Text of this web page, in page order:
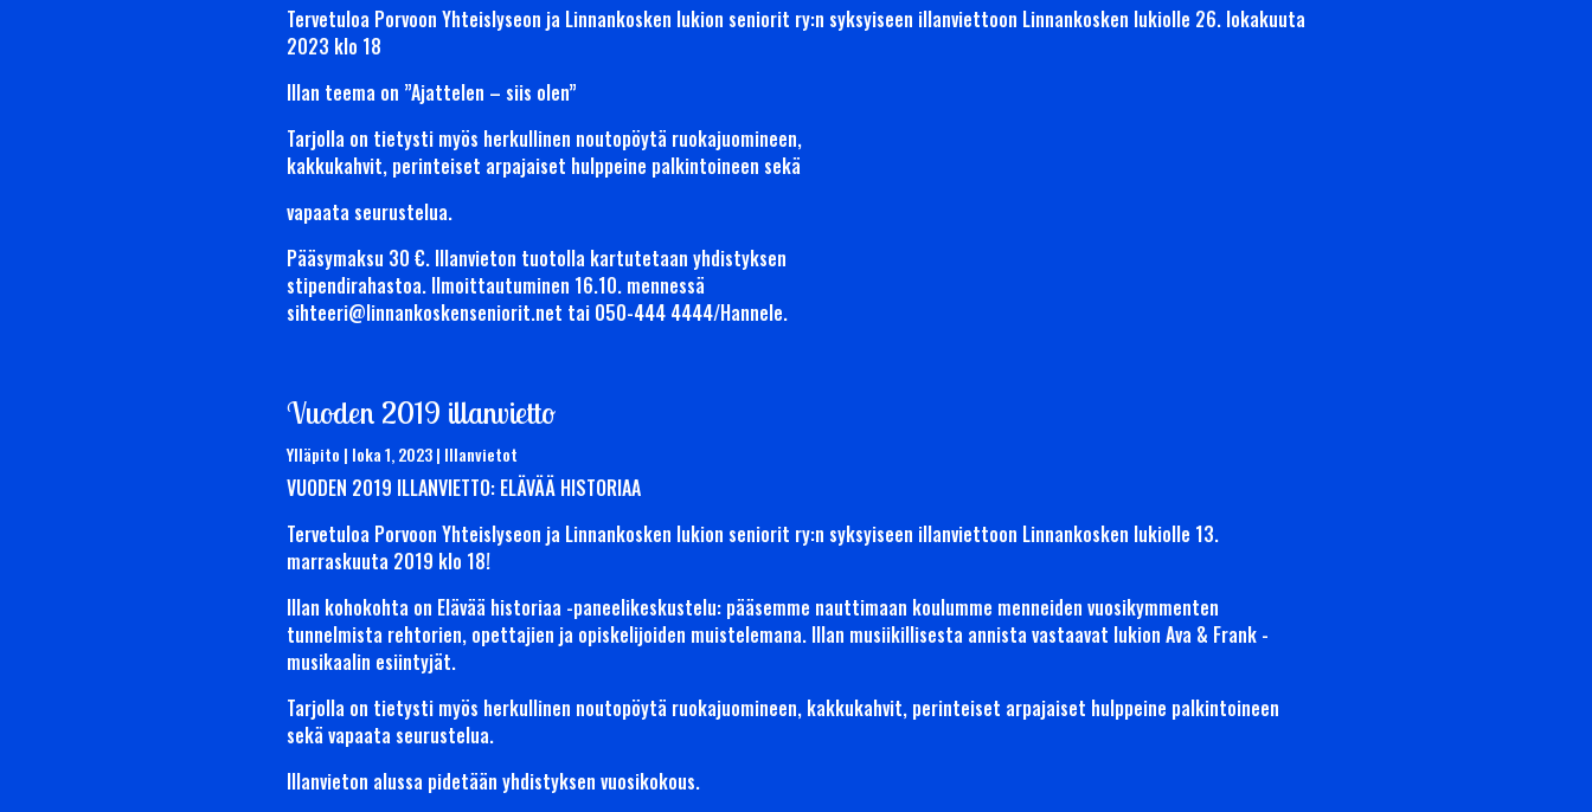
Tervetuloa Porvoon Yhteislyseon ja Linnankosken lukion seniorit ry:n syksyiseen illanviettoon Linnankosken lukiolle 26. lokakuuta
2023 klo 18
Illan teema on ”Ajattelen – siis olen”
Tarjolla on tietysti myös herkullinen noutopöytä ruokajuomineen,
kakkukahvit, perinteiset arpajaiset hulppeine palkintoineen sekä
vapaata seurustelua.
Pääsymaksu 30 €. Illanvieton tuotolla kartutetaan yhdistyksen
stipendirahastoa. Ilmoittautuminen 16.10. mennessä
sihteeri@linnankoskenseniorit.net tai 050-444 4444/Hannele.
Vuoden 2019 illanvietto
Ylläpito | loka 1, 2023| Illanvietot
VUODEN 2019 ILLANVIETTO: ELÄVÄÄ HISTORIAA
Tervetuloa Porvoon Yhteislyseon ja Linnankosken lukion seniorit ry:n syksyiseen illanviettoon Linnankosken lukiolle 13.
marraskuuta 2019 klo 18!
Illan kohokohta on Elävää historiaa -paneelikeskustelu: pääsemme nauttimaan koulumme menneiden vuosikymmenten
tunnelmista rehtorien, opettajien ja opiskelijoiden muistelemana. Illan musiikillisesta annista vastaavat lukion Ava & Frank -
musikaalin esiintyjät.
Tarjolla on tietysti myös herkullinen noutopöytä ruokajuomineen, kakkukahvit, perinteiset arpajaiset hulppeine palkintoineen
sekä vapaata seurustelua.
Illanvieton alussa pidetään yhdistyksen vuosikokous.